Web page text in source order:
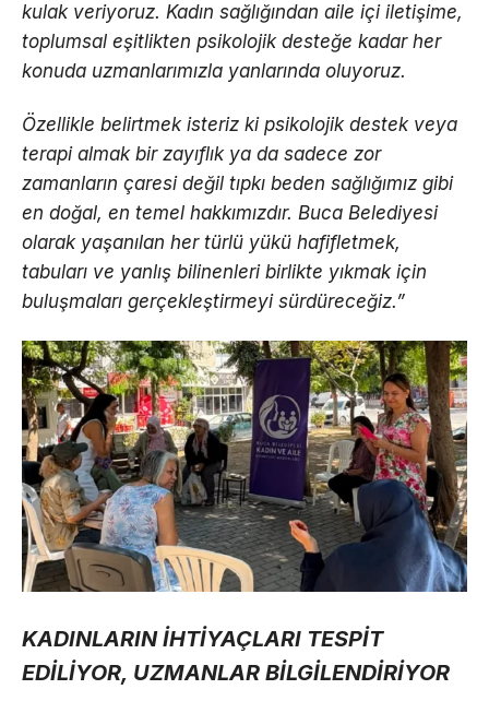
kulak veriyoruz. Kadın sağlığından aile içi iletişime,
toplumsal eşitlikten psikolojik desteğe kadar her
konuda uzmanlarımızla yanlarında oluyoruz.
Özellikle belirtmek isteriz ki psikolojik destek veya
terapi almak bir zayıflık ya da sadece zor
zamanların çaresi değil tıpkı beden sağlığımız gibi
en doğal, en temel hakkımızdır. Buca Belediyesi
olarak yaşanılan her türlü yükü hafifletmek,
tabuları ve yanlış bilinenleri birlikte yıkmak için
buluşmaları gerçekleştirmeyi sürdüreceğiz.”
KADINLARIN İHTİYAÇLARI TESPİT
EDİLİYOR, UZMANLAR BİLGİLENDİRİYOR